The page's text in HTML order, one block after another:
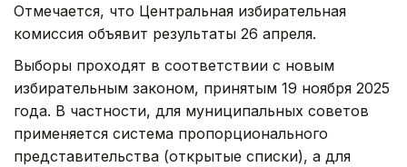
Отмечается, что Центральная избирательная
комиссия объявит результаты 26 апреля.
Выборы проходят в соответствии с новым
избирательным законом, принятым 19 ноября 2025
года. В частности, для муниципальных советов
применяется система пропорционального
представительства (открытые списки), а для